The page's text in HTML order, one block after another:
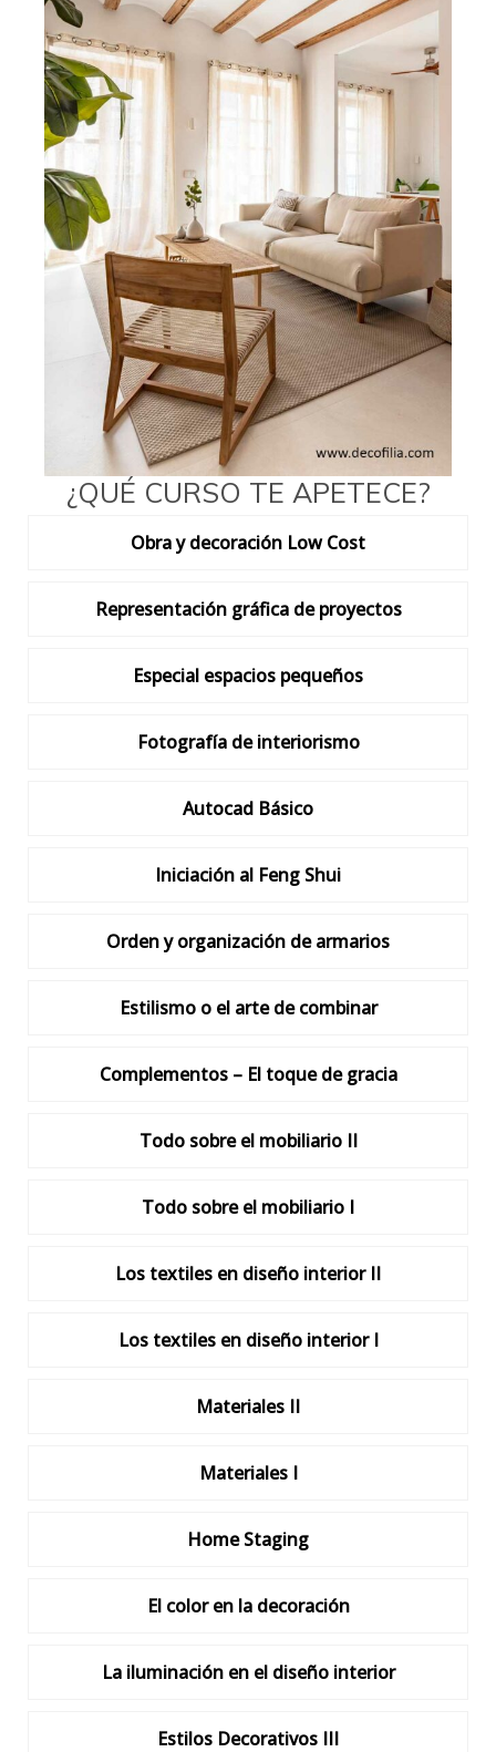
¿QUÉ CURSO TE APETECE?
Obra y decoración Low Cost
Representación gráfica de proyectos
Especial espacios pequeños
Fotografía de interiorismo
Autocad Básico
Iniciación al Feng Shui
Orden y organización de armarios
Estilismo o el arte de combinar
Complementos – El toque de gracia
Todo sobre el mobiliario II
Todo sobre el mobiliario I
Los textiles en diseño interior II
Los textiles en diseño interior I
Materiales II
Materiales I
Home Staging
El color en la decoración
La iluminación en el diseño interior
Estilos Decorativos III